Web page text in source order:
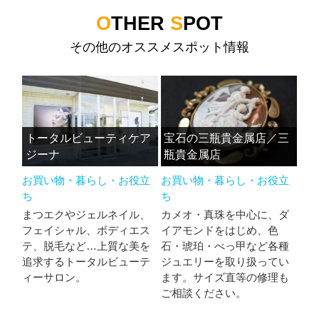
OTHER SPOT
その他のオススメスポット情報
トータルビューティケア
ジーナ
お買い物・暮らし・お役立
ち
まつエクやジェルネイル、
フェイシャル、ボディエス
テ、脱毛など…上質な美を
追求するトータルビューテ
ィーサロン。
宝石の三瓶貴金属店／三
瓶貴金属店
お買い物・暮らし・お役立
ち
カメオ・真珠を中心に、ダ
イアモンドをはじめ、色
石・琥珀・べっ甲など各種
ジュエリーを取り扱ってい
ます。サイズ直等の修理も
ご相談ください。